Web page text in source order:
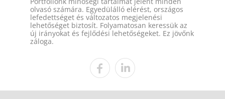
olvasó számára. Egyedülálló elérést, országos
lefedettséget és változatos megjelenési
lehetőséget biztosít. Folyamatosan keressük az
új irányokat és fejlődési lehetőségeket. Ez jövőnk
záloga.